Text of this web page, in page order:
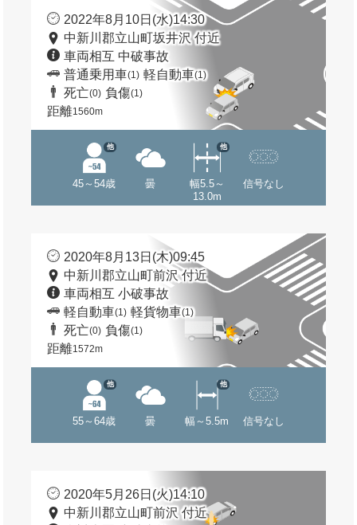
2022年8月10日(水)14:30
中新川郡立山町坂井沢 付近
車両相互 中破事故
普通乗用車(1) 軽自動車(1)
死亡(0) 負傷(1)
距離1560m
45～54歳
他
曇
幅5.5～
13.0m
他
信号なし
2020年8月13日(木)09:45
中新川郡立山町前沢 付近
車両相互 小破事故
軽自動車(1) 軽貨物車(1)
死亡(0) 負傷(1)
距離1572m
55～64歳
他
曇 幅～5.5m
他
信号なし
2020年5月26日(火)14:10
中新川郡立山町前沢 付近